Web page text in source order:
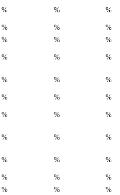
% % %
% %
%
% %
%
% % %
% % %
% %
%
% % %
% % %
% % %
% %
%
% %
%